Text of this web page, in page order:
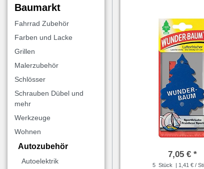
Baumarkt
Fahrrad Zubehör
Farben und Lacke
Grillen
Malerzubehör
Schlösser
Schrauben Dübel und
mehr
Werkzeuge
Wohnen
Autozubehör
Autoelektrik
7,05 € *
5 Stück | 1,41 € /